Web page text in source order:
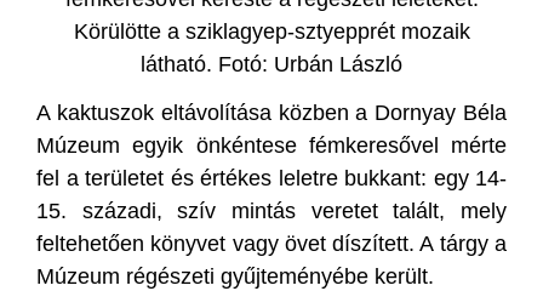
Körülötte a sziklagyep-sztyepprét mozaik
látható. Fotó: Urbán László
A kaktuszok eltávolítása közben a Dornyay Béla
Múzeum egyik önkéntese fémkeresővel mérte
fel a területet és értékes leletre bukkant: egy 14-
15. századi, szív mintás veretet talált, mely
feltehetően könyvet vagy övet díszített. A tárgy a
Múzeum régészeti gyűjteményébe került.